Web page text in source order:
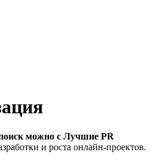
можно с Лучшие PR
и роста онлайн-проектов.